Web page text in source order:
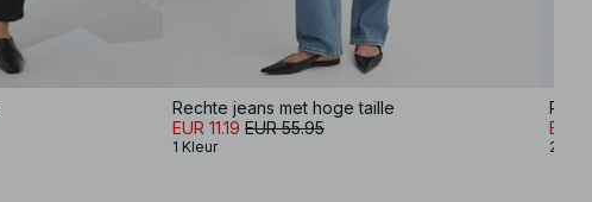
Rechte jeans met hoge taille
EUR 11.19 EUR 55.95
1 Kleur
Pier
EUR
2